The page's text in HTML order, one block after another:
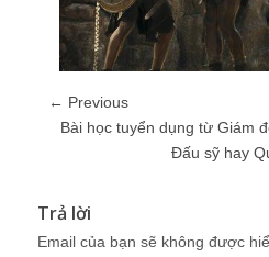
← Previous
Bài học tuyển dụng từ Giám
Đấu sỹ hay
Trả lời
Email của bạn sẽ không được